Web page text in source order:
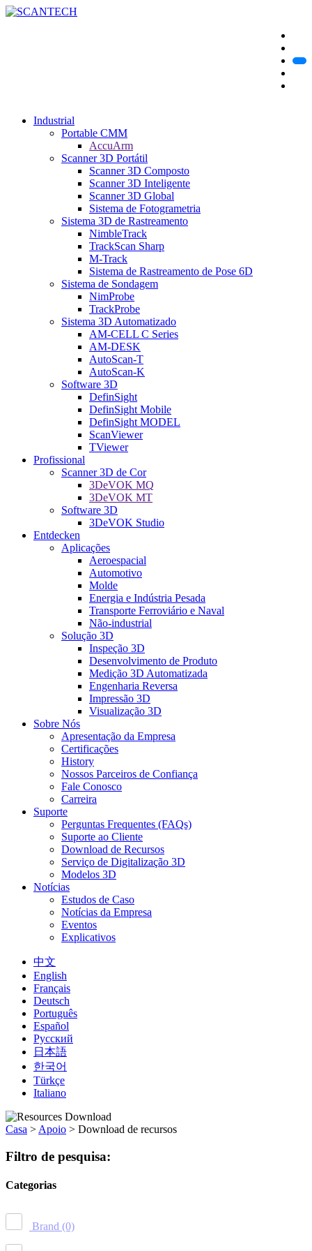
Industrial
Portable CMM
AccuArm
Scanner 3D Portátil
Scanner 3D Composto
Scanner 3D Inteligente
Scanner 3D Global
Sistema de Fotogrametria
Sistema 3D de Rastreamento
NimbleTrack
TrackScan Sharp
M-Track
Sistema de Rastreamento de Pose 6D
Sistema de Sondagem
NimProbe
TrackProbe
Sistema 3D Automatizado
AM-CELL C Series
AM-DESK
AutoScan-T
AutoScan-K
Software 3D
DefinSight
DefinSight Mobile
DefinSight MODEL
ScanViewer
TViewer
Profissional
Scanner 3D de Cor
3DeVOK MQ
3DeVOK MT
Software 3D
3DeVOK Studio
Entdecken
Aplicações
Aeroespacial
Automotivo
Molde
Energia e Indústria Pesada
Transporte Ferroviário e Naval
Não-industrial
Solução 3D
Inspeção 3D
Desenvolvimento de Produto
Medição 3D Automatizada
Engenharia Reversa
Impressão 3D
Visualização 3D
Sobre Nós
Apresentação da Empresa
Certificações
History
Nossos Parceiros de Confiança
Fale Conosco
Carreira
Suporte
Perguntas Frequentes (FAQs)
Suporte ao Cliente
Download de Recursos
Serviço de Digitalização 3D
Modelos 3D
Notícias
Estudos de Caso
Notícias da Empresa
Eventos
Explicativos
中文
English
Français
Deutsch
Português
Español
Русский
日本語
한국어
Türkçe
Italiano
Casa > Apoio > Download de recursos
Filtro de pesquisa:
Categorias
Brand (0)